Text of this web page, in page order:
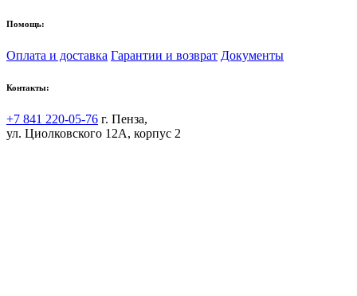
Помощь:
Оплата и доставка Гарантии и возврат Документы
Контакты:
+7 841 220-05-76 г. Пенза,
ул. Циолковского 12А, корпус 2